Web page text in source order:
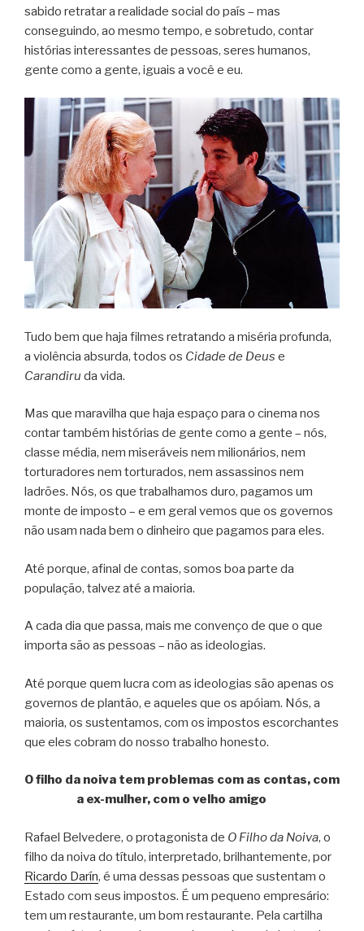
sabido retratar a realidade social do país – mas
conseguindo, ao mesmo tempo, e sobretudo, contar
histórias interessantes de pessoas, seres humanos,
gente como a gente, iguais a você e eu.
Tudo bem que haja filmes retratando a miséria profunda,
a violência absurda, todos os Cidade de Deus e
Carandiru da vida.
Mas que maravilha que haja espaço para o cinema nos
contar também histórias de gente como a gente – nós,
classe média, nem miseráveis nem milionários, nem
torturadores nem torturados, nem assassinos nem
ladrões. Nós, os que trabalhamos duro, pagamos um
monte de imposto – e em geral vemos que os governos
não usam nada bem o dinheiro que pagamos para eles.
Até porque, afinal de contas, somos boa parte da
população, talvez até a maioria.
A cada dia que passa, mais me convenço de que o que
importa são as pessoas – não as ideologias.
Até porque quem lucra com as ideologias são apenas os
governos de plantão, e aqueles que os apóiam. Nós, a
maioria, os sustentamos, com os impostos escorchantes
que eles cobram do nosso trabalho honesto.
O filho da noiva tem problemas com as contas, com
a ex-mulher, com o velho amigo
Rafael Belvedere, o protagonista de O Filho da Noiva, o
filho da noiva do título, interpretado, brilhantemente, por
Ricardo Darín, é uma dessas pessoas que sustentam o
Estado com seus impostos. É um pequeno empresário:
tem um restaurante, um bom restaurante. Pela cartilha